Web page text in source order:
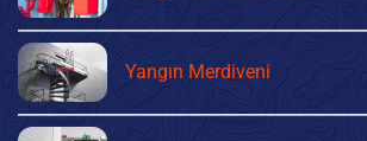
Yangın Merdiveni